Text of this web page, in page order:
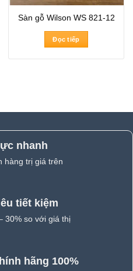
Sàn gỗ Wilson WS 821-12
Đọc tiếp
nhanh
hàng trị giá trên
tiết kiệm
30% so với giá thị
hãng 100%